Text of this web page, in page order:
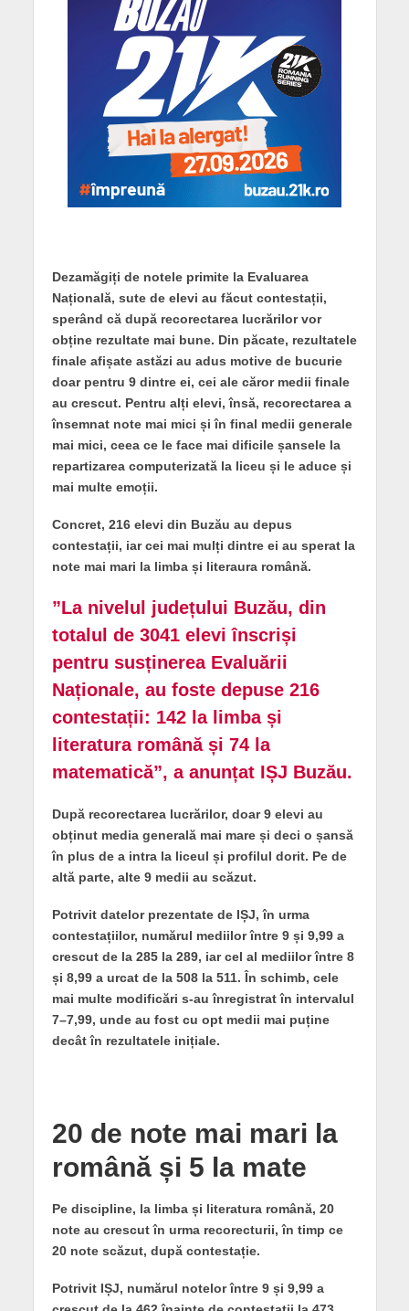
Dezamăgiți de notele primite la Evaluarea
Națională, sute de elevi au făcut contestații,
sperând că după recorectarea lucrărilor vor
obține rezultate mai bune. Din păcate, rezultatele
finale afișate astăzi au adus motive de bucurie
doar pentru 9 dintre ei, cei ale căror medii finale
au crescut. Pentru alți elevi, însă, recorectarea a
însemnat note mai mici și în final medii generale
mai mici, ceea ce le face mai dificile șansele la
repartizarea computerizată la liceu și le aduce și
mai multe emoții.
Concret, 216 elevi din Buzău au depus
contestații, iar cei mai mulți dintre ei au sperat la
note mai mari la limba și literaura română.
”La nivelul județului Buzău, din
totalul de 3041 elevi înscriși
pentru susținerea Evaluării
Naționale, au foste depuse 216
contestații: 142 la limba și
literatura română și 74 la
matematică”, a anunțat IȘJ Buzău.
După recorectarea lucrărilor, doar 9 elevi au
obținut media generală mai mare și deci o șansă
în plus de a intra la liceul și profilul dorit. Pe de
altă parte, alte 9 medii au scăzut.
Potrivit datelor prezentate de IȘJ, în urma
contestațiilor, numărul mediilor între 9 și 9,99 a
crescut de la 285 la 289, iar cel al mediilor între 8
și 8,99 a urcat de la 508 la 511. În schimb, cele
mai multe modificări s-au înregistrat în intervalul
7–7,99, unde au fost cu opt medii mai puține
decât în rezultatele inițiale.
20 de note mai mari la
română și 5 la mate
Pe discipline, la limba și literatura română, 20
note au crescut în urma recorecturii, în timp ce
20 note scăzut, după contestație.
Potrivit IȘJ, numărul notelor între 9 și 9,99 a